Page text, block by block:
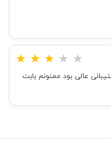
★ ★ ★ ★ ★
عالی بود ممنونم بابت